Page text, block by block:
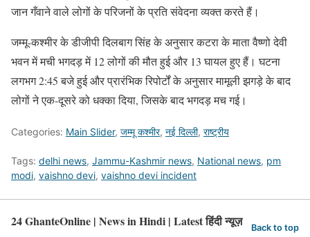
जान गँवाने वाले लोगों के परिजनों के प्रति संवेदना व्यक्त करते हैं।
जम्मू-कश्मीर के डीजीपी दिलबाग सिंह के अनुसार कटरा के माता वैष्णो देवी
भवन में मची भगदड़ में 12 लोगों की मौत हुई और 13 घायल हुए हैं। घटना
लगभग 2:45 बजे हुई और प्रारंभिक रिपोर्टों के अनुसार मामूली झगड़े के बाद
लोगों ने एक-दूसरे को धक्का दिया, जिसके बाद भगदड़ मच गई।
Categories: Main Slider, जम्मू कश्मीर, नई दिल्ली, राष्ट्रीय
Tags: delhi news, Jammu-Kashmir news, National news, pm
modi, vaishno devi, vaishno devi incident
24 GhanteOnline | News in Hindi | Latest हिंदी न्यूज़ Back to top